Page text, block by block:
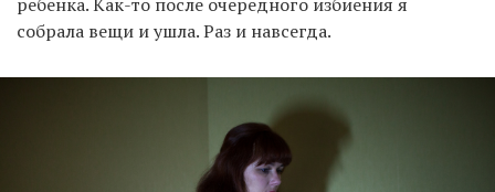
собрала вещи и ушла. Раз и навсегда.